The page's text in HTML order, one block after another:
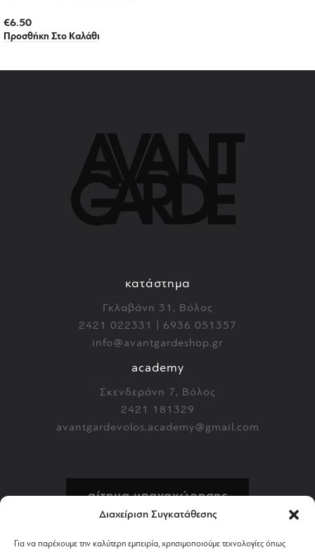
Διαχείριση Συγκατάθεσης
Για να παρέχουμε την καλύτερη εμπειρία, χρησιμοποιούμε τεχνολογίες όπως
€6.50
Προσθήκη Στο Καλάθι
κατάστημα
Γκλαβάνη 31, Βόλος
2421 022331 | 6936 051357
info@avantgardeshop.gr
academy
Σκενδεράνη 7, Βόλος
2421 181329
avantgardevolos.academy@gmail.com
αίτημα υπαναχώρησης